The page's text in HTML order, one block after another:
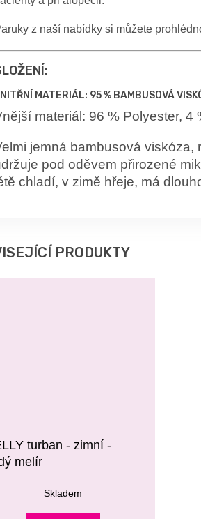
z naší nabídky si můžete
MATERIÁL: 95 % BAMBUSOVÁ
materiál: 96 % Polyester, 4
jemná bambusová
pod oděvem přirozené
chladí, v zimě hřeje, má
PRODUKTY
turban - zimní -
melír
Skladem